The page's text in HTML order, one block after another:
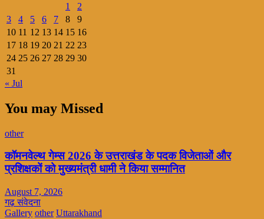
1
2
3
4 5 6 7 8
9
10 11 12 13 14 15 16
17 18 19 20 21 22 23
24 25 26 27 28 29 30
31
« Jul
You may Missed
other
कॉमनवेल्थ गेम्स 2026 के उत्तराखंड के पदक विजेताओं और
प्रशिक्षकों को मुख्यमंत्री धामी ने किया सम्मानित
August 7, 2026
गढ़ संवेदना
Gallery other Uttarakhand